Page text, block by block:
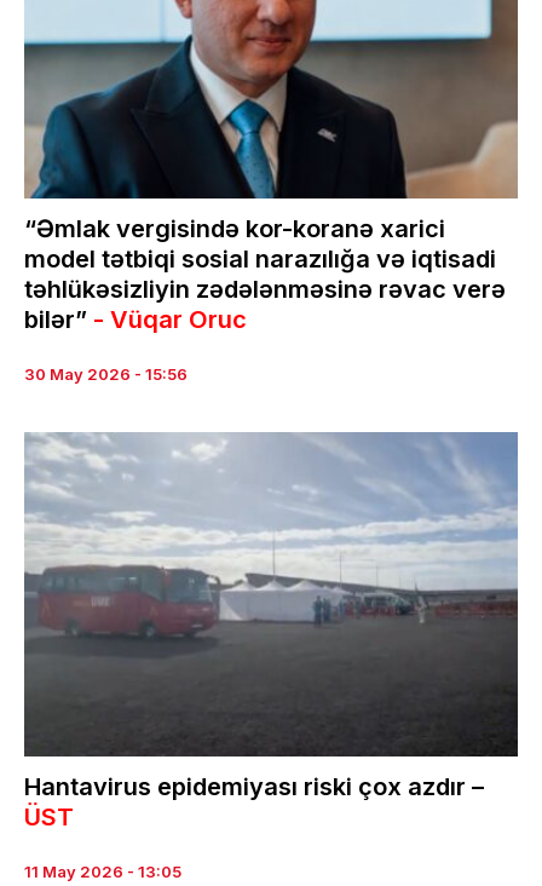
“Əmlak vergisində kor-koranə xarici
model tətbiqi sosial narazılığa və iqtisadi
təhlükəsizliyin zədələnməsinə rəvac verə
bilər” - Vüqar Oruc
30 May 2026 - 15:56
Hantavirus epidemiyası riski çox azdır –
ÜST
11 May 2026 - 13:05